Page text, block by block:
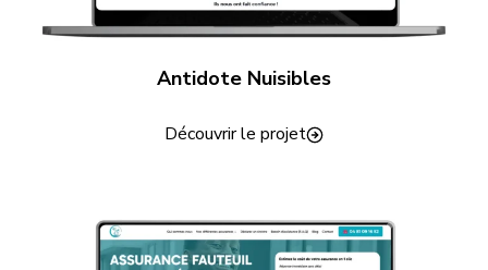
Antidote Nuisibles
Découvrir le projet